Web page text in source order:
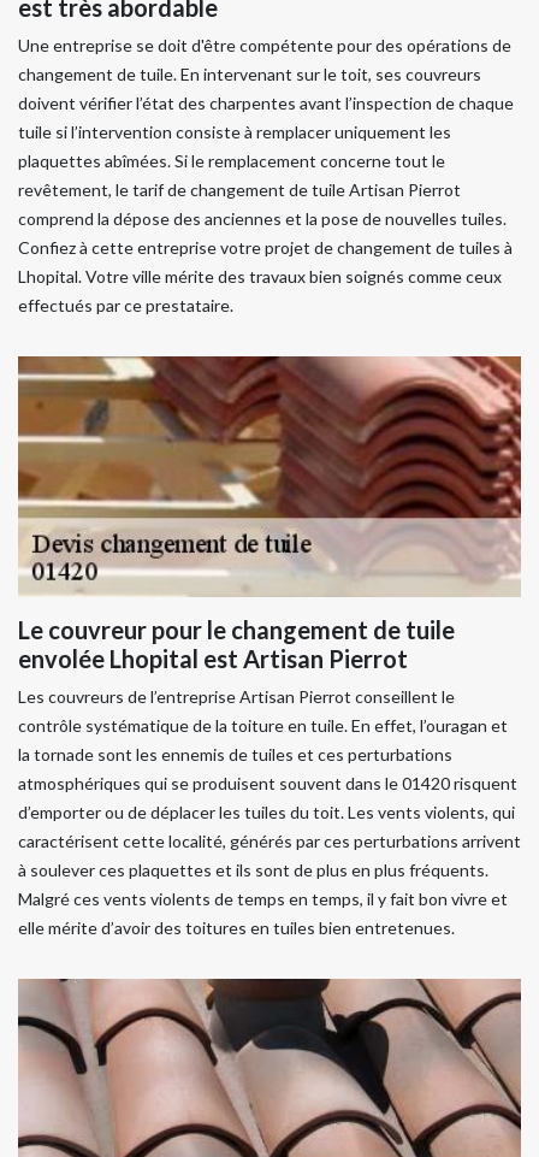
est très abordable
Une entreprise se doit d'être compétente pour des opérations de
changement de tuile. En intervenant sur le toit, ses couvreurs
doivent vérifier l’état des charpentes avant l’inspection de chaque
tuile si l’intervention consiste à remplacer uniquement les
plaquettes abîmées. Si le remplacement concerne tout le
revêtement, le tarif de changement de tuile Artisan Pierrot
comprend la dépose des anciennes et la pose de nouvelles tuiles.
Confiez à cette entreprise votre projet de changement de tuiles à
Lhopital. Votre ville mérite des travaux bien soignés comme ceux
effectués par ce prestataire.
Le couvreur pour le changement de tuile
envolée Lhopital est Artisan Pierrot
Les couvreurs de l’entreprise Artisan Pierrot conseillent le
contrôle systématique de la toiture en tuile. En effet, l’ouragan et
la tornade sont les ennemis de tuiles et ces perturbations
atmosphériques qui se produisent souvent dans le 01420 risquent
d’emporter ou de déplacer les tuiles du toit. Les vents violents, qui
caractérisent cette localité, générés par ces perturbations arrivent
à soulever ces plaquettes et ils sont de plus en plus fréquents.
Malgré ces vents violents de temps en temps, il y fait bon vivre et
elle mérite d’avoir des toitures en tuiles bien entretenues.